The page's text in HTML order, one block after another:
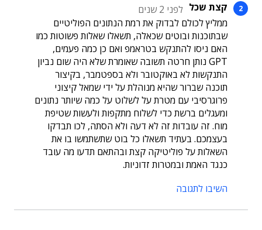
קצת שכל לפני 2 שנים
ממליץ לכולם לבדוק את רמת הנתונים הפוליטיים
שבתוכנות ובוטים שכאלה, תשאלו שאלות פשוטות כמו
האם ניסו להתנקש בטראמפ ואם כן כמה פעמים,
GPT נותן חרטה תשובה שאומרת שלא היה שום נביון
התנקשות לא באוקטובר ולא בספטמבר, בקיצור
תוכנה שברור שהיא מנוהלת על ידי שמאל קיצוני
פרוגרסיבי עם מטרת על לשלוט על כמה שיותר נתונים
ומעגלים ברשת כדי לשלוח מתקפות ולעשות שטיפת
מוח. זה עובדות זה לא דעה ולא הסתה, לכו תבדקו
בעצמכם. בעתיד תשאלו כל בוט שתשתמשו בו את
השאלות על פוליטיקה קצת ובהתאם תדעו מה עובד
כנגד האמת ובמטרות זדוניות.
השיבו לתגובה